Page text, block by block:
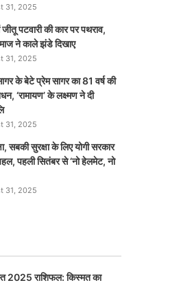
31, 2025
पटवारी की कार पर पथराव,
ने काले झंडे दिखाए
31, 2025
के बेटे प्रेम सागर का 81 वर्ष की
‘रामायण’ के लक्ष्मण ने दी
31, 2025
सबकी सुरक्षा के लिए योगी सरकार
पहली सितंबर से ‘नो हेलमेट, नो
31, 2025
2025 राशिफल: किस्मत का